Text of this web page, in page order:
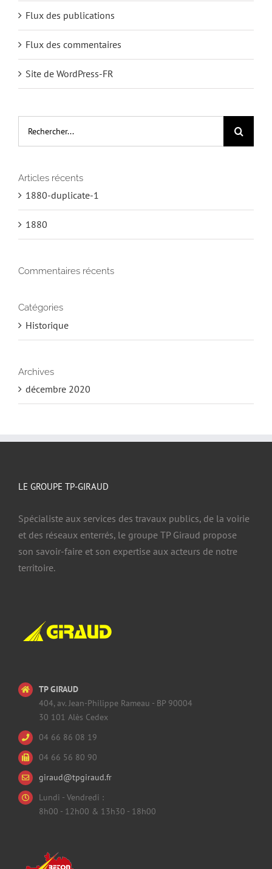
Flux des publications
Flux des commentaires
Site de WordPress-FR
Articles récents
1880-duplicate-1
1880
Commentaires récents
Catégories
Historique
Archives
décembre 2020
LE GROUPE TP-GIRAUD
Spécialiste aux services des travaux publics, de la voirie
et des réseaux enterrés, le groupe TP Giraud propose
son savoir-faire et son expertise aux acteurs de notre
territoire.
TP GIRAUD
404, av. Jean-Philippe Rameau - BP 90004
30 101 Alès Cedex
04 66 86 08 19
04 66 56 80 90
giraud@tpgiraud.fr
Lundi - Vendredi :
8h00 - 12h00 & 13h30 - 18h00